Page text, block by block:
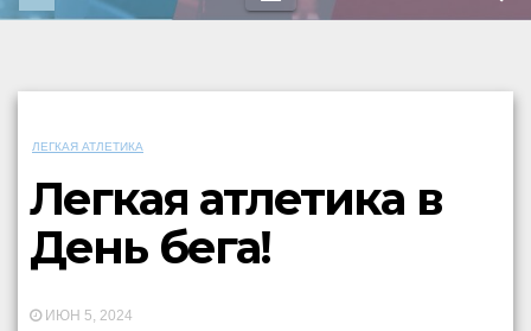
ЛЕГКАЯ АТЛЕТИКА
Легкая атлетика в
День бега!
ИЮН 5, 2024